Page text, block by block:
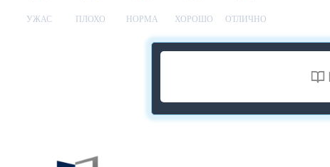
УЖАС ПЛОХО НОРМА ХОРОШО ОТЛИЧНО